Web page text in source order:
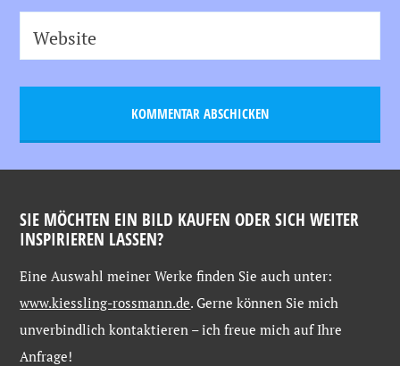
Website
SIE MÖCHTEN EIN BILD KAUFEN ODER SICH WEITER
INSPIRIEREN LASSEN?
Eine AuswahlmeinerWerkefinden Sieauchunter:
www.kiessling-rossmann.de. Gernekönnen Siemich
unverbindlichkontaktieren –ichfreuemichaufIhre
Anfrage!